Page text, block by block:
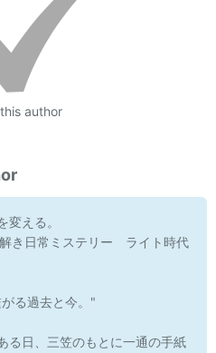
author
変える。
き日常ミステリー ライト時代
る過去と今。"
る日、三笠のもとに一通の手紙